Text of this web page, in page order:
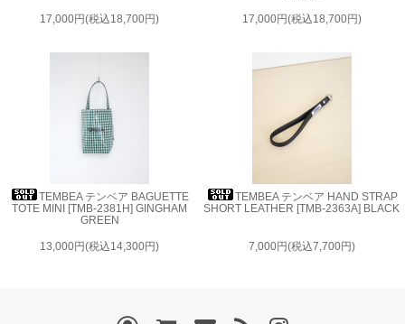
17,000円(税込18,700円) 17,000円(税込18,700円)
TEMBEA テンベア BAGUETTE
TOTE MINI [TMB-2381H] GINGHAM
GREEN
13,000円(税込14,300円)
TEMBEA テンベア HAND STRAP
SHORT LEATHER [TMB-2363A] BLACK
7,000円(税込7,700円)